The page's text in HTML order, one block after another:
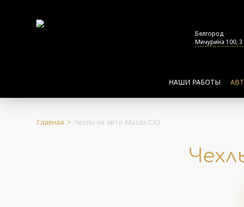
Белгород
Мичурина 100,
НАШИ РАБОТЫ
Главная > Чехлы на авто Mazda CX5